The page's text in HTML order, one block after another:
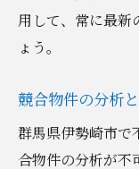
伊勢崎
地域の
重要ポ
地域の
用して、常に最新
ょう。
競合物件の分析
群馬県伊勢崎市で
合物件の分析が不